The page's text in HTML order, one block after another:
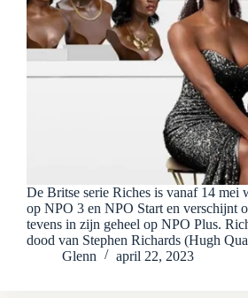
De Britse serie Riches is vanaf 14 mei
op NPO 3 en NPO Start en verschijnt
tevens in zijn geheel op NPO Plus.
dood van Stephen Richards (Hugh
Glenn
april 22, 2023